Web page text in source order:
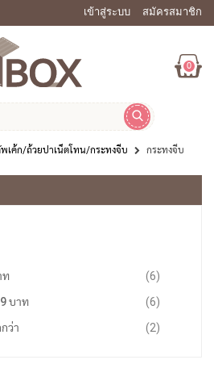
เข้าสู่ระบบ สมัครสมาชิก
0
เค้ก/ถ้วยปาเน็ตโทน/กระทงจีบ กระทงจีบ
ท 6
รายการ
บาท 6
รายการ
ว่า 2
รายการ